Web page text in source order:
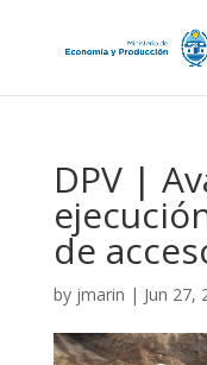
DPV |
de
by jmarin | Jun 27,